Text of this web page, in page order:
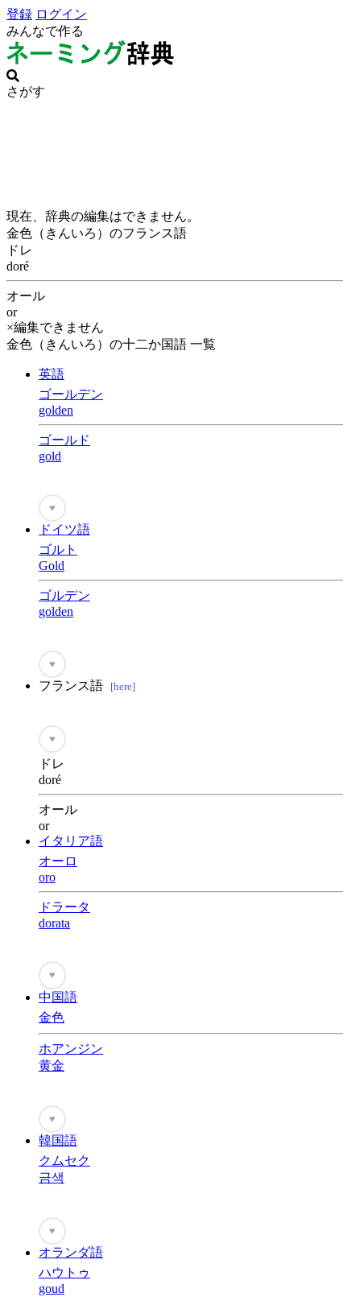
登録 ログイン
みんなで作る
さがす
現在、辞典の編集はできません。
金色（きんいろ）のフランス語
ドレ
doré
オール
or
×編集できません
金色（きんいろ）の十二か国語 一覧
英語
ゴールデン
golden
ゴールド
gold
♥
ドイツ語
ゴルト
Gold
ゴルデン
golden
♥
フランス語 [here]
♥
ドレ
doré
オール
or
イタリア語
オーロ
oro
ドラータ
dorata
♥
中国語
金色
ホアンジン
黄金
♥
韓国語
クムセク
금색
♥
オランダ語
ハウトゥ
goud